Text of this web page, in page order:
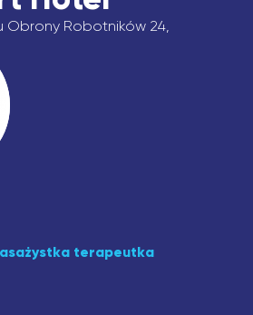
Obrony Robotników 24,
terapeutka